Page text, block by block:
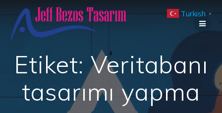
to
Etiket:Veritabanı
tasarımı yapma
Turkish ▼